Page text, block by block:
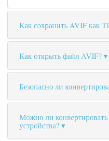
Как сохранить AVIF как
Как открыть файл AVIF?
Безопасно ли
Можно ли
устройства?